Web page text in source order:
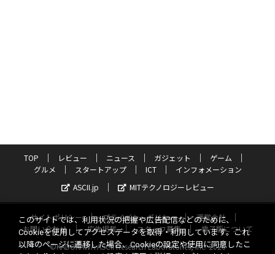
TOP レビュー ニュース ガジェット
ゲーム
グルメ
スタートアップ ICT
インフォメーション
ASCII.jp
MITテクノロジーレビュー
サイトポリシー プライバシーポリシー
運営会社
お問い合わせ
広告掲載 スタッフ募集
電子版について
©KADOKAWA ASCII Research Laboratories, Inc. 2026
このサイトでは、利用状況の把握や広告配信などのために、
Cookieを使用してアクセスデータを取得・利用しています。これ
以降のページに遷移した場合、Cookieの設定や使用に同意したこ